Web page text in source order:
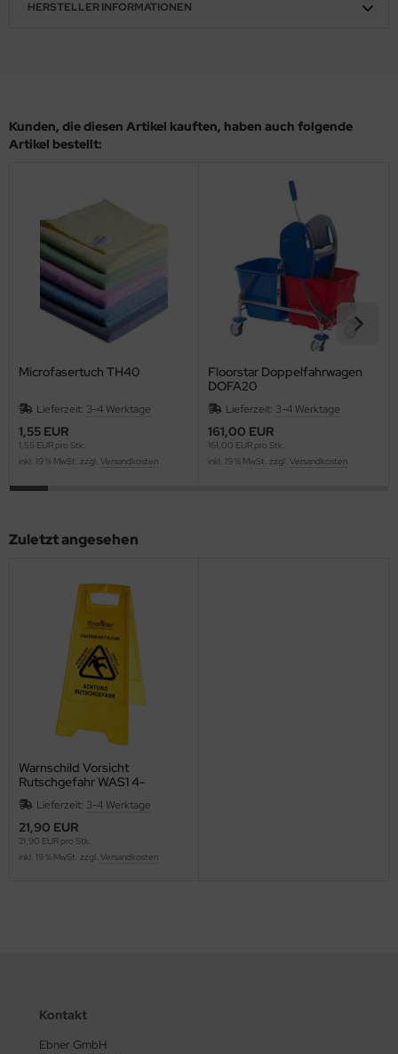
HERSTELLER INFORMATIONEN
Kunden, die diesen Artikel kauften, haben auch folgende
Artikel bestellt:
Microfasertuch TH40
Lieferzeit: 3-4 Werktage
1,55 EUR
1,55 EUR pro Stk.
inkl. 19 % MwSt. zzgl. Versandkosten
Floorstar Doppelfahrwagen
DOFA20
Lieferzeit: 3-4 Werktage
161,00 EUR
161,00 EUR pro Stk.
inkl. 19 % MwSt. zzgl. Versandkosten
Zuletzt angesehen
Warnschild Vorsicht
Rutschgefahr WAS1 4-
sprachig
Lieferzeit: 3-4 Werktage
21,90 EUR
21,90 EUR pro Stk.
inkl. 19 % MwSt. zzgl. Versandkosten
Kontakt
Ebner GmbH